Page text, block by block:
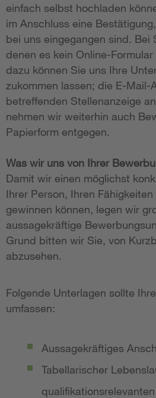
einfach selbst hochladen
im Anschluss eine
bei uns eingegangen sind. Bei
denen es kein Online-
dazu können Sie uns Ihre
zukommen lassen; die E-Mail-
betreffenden Stellenanzeige
nehmen wir weiterhin auch
Papierform entgegen.
Was wir uns von Ihrer
Damit wir einen möglichst
Ihrer Person, Ihren
gewinnen können, legen wir
aussagekräftige
Grund bitten wir Sie, von
abzusehen.
Folgende Unterlagen sollte
umfassen:
Aussagekräftiges
Tabellarischer